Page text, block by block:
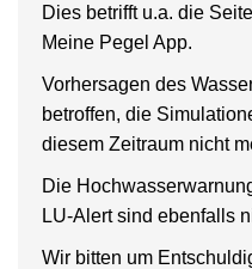
Dies betrifft u.a. die
Meine Pegel App.
Vorhersagen des
betroffen, die
diesem Zeitraum nicht
Die
LU-Alert sind ebenfalls
Wir bitten um